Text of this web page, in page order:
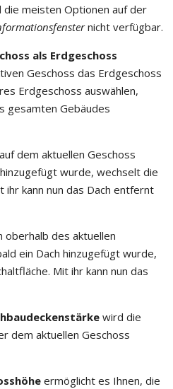
meisten Optionen auf der
nicht verfügbar.
als Erdgeschoss
Geschoss das Erdgeschoss
Erdgeschoss auswählen,
gesamten Gebäudes
dem aktuellen Geschoss
wurde, wechselt die
ihr kann nun das Dach entfernt
oberhalb des aktuellen
ein Dach hinzugefügt wurde,
Mit ihr kann nun das
wird die
dem aktuellen Geschoss
ermöglicht es Ihnen, die